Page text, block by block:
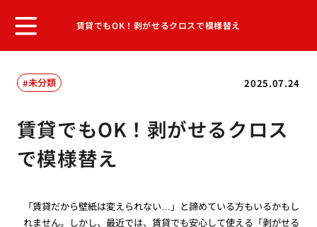
賃貸でもOK！剥がせるクロスで模様替え
2025.07.24
未分類
賃貸でもOK！剥がせるクロス
で模様替え
「賃貸だから壁紙は変えられない…」と諦めている方もいるかもし
れません。しかし、最近では、賃貸でも安心して使える「剥がせる